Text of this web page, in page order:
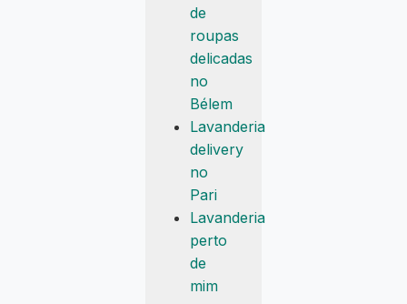
de
roupas
delicadas
no
Bélem
Lavanderia
delivery
no
Pari
Lavanderia
perto
de
mim